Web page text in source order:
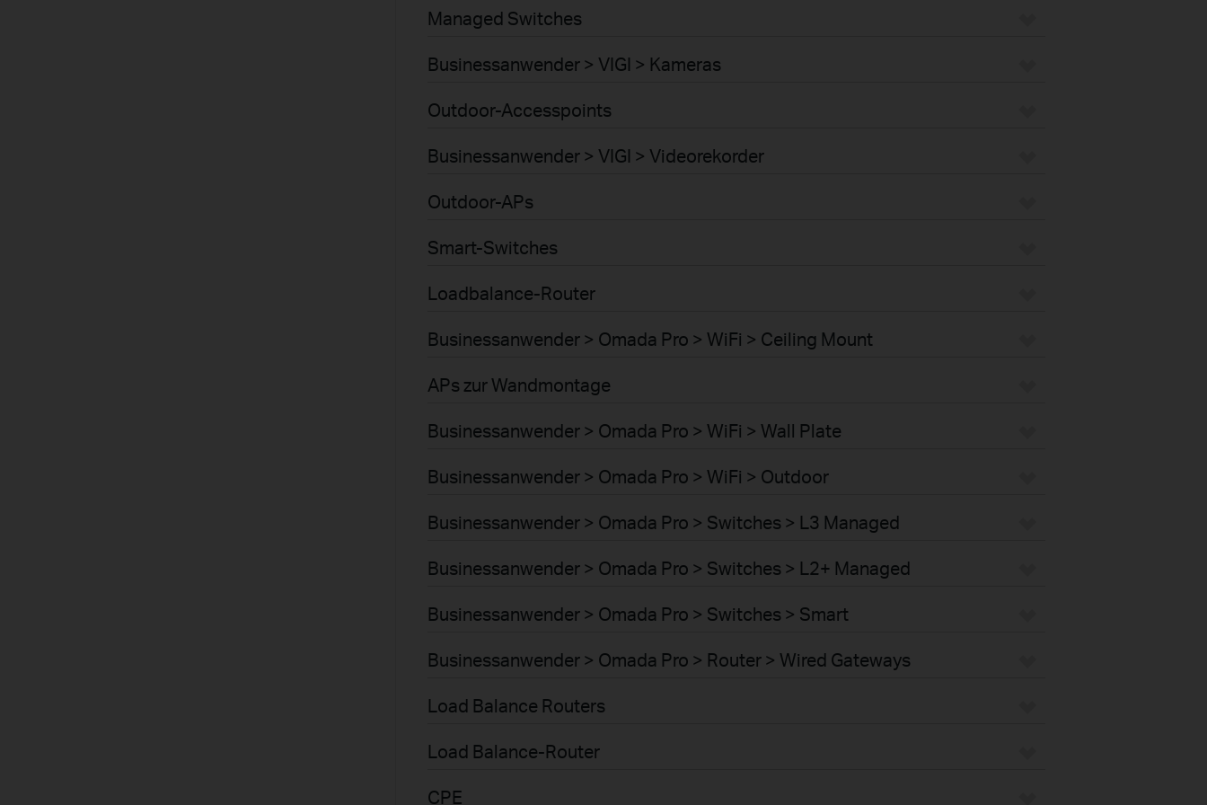
Managed Switches
Businessanwender > VIGI > Kameras
Outdoor-Accesspoints
Businessanwender > VIGI > Videorekorder
Outdoor-APs
Smart-Switches
Loadbalance-Router
Businessanwender > Omada Pro > WiFi > Ceiling Mount
APs zur Wandmontage
Businessanwender > Omada Pro > WiFi > Wall Plate
Businessanwender > Omada Pro > WiFi > Outdoor
Businessanwender > Omada Pro > Switches > L3 Managed
Businessanwender > Omada Pro > Switches > L2+ Managed
Businessanwender > Omada Pro > Switches > Smart
Businessanwender > Omada Pro > Router > Wired Gateways
Load Balance Routers
Load Balance-Router
CPE